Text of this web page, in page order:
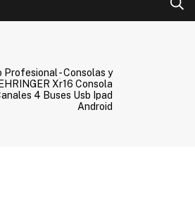
Profesional-Consolas y
Xr16 Consola
4 Buses Usb Ipad
Android